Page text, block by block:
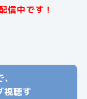
信中です！
視聴す